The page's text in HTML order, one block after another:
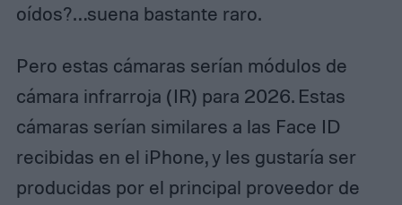
oídos?…suena bastante raro.
Pero estas cámaras serían módulos de
cámara infrarroja (IR) para 2026. Estas
cámaras serían similares a las Face ID
recibidas en el iPhone, y les gustaría ser
producidas por el principal proveedor de